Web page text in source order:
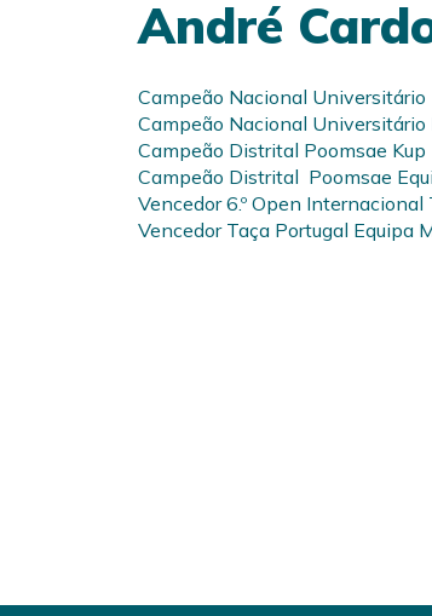
André
Campeão Nacional Universitário
Campeão Nacional Universitário
Campeão Distrital Poomsae Kup
Campeão Distrital Poomsae
Vencedor 6.º Open Internacional
Vencedor Taça Portugal Equipa